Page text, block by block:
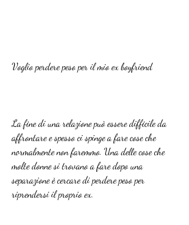
Voglio perdere peso per il mio ex boyfriend
La fine di una relazione può essere difficile da
affrontare e spesso ci spinge a fare cose che
normalmente non faremmo. Una delle cose che
molte donne si trovano a fare dopo una
separazione è cercare di perdere peso per
riprendersi il proprio ex.